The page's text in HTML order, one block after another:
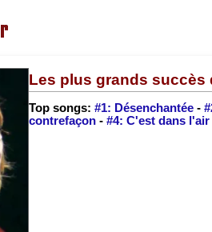
Les plus grands succès
Top songs: #1: Désenchantée -
contrefaçon - #4: C'est dans l'air